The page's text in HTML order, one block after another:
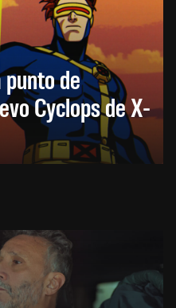
de
Cyclops de X-